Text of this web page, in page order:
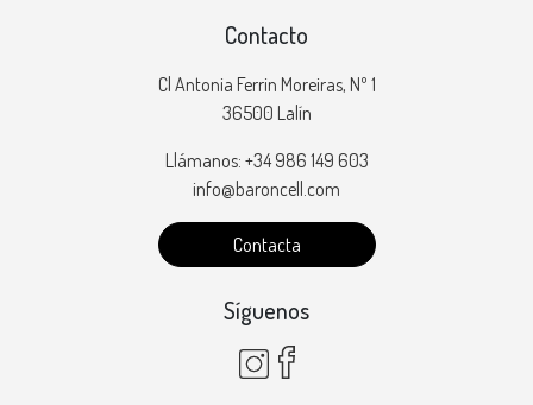
Contacto
Cl Antonia Ferrin Moreiras, Nº 1
36500 Lalín
Llámanos: +34 986 149 603
info@baroncell.com
Contacta
Síguenos